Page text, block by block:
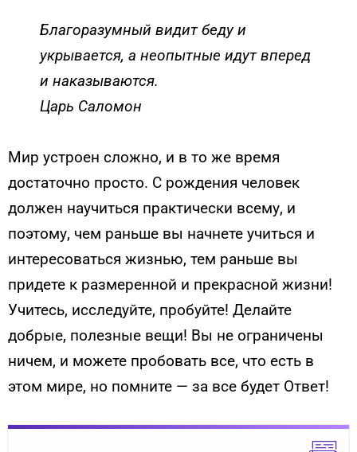
Благоразумный видит беду и
укрывается, а неопытные идут вперед
и наказываются.
Царь Саломон
Мир устроен сложно, и в то же время
достаточно просто. С рождения человек
должен научиться практически всему, и
поэтому, чем раньше вы начнете учиться и
интересоваться жизнью, тем раньше вы
придете к размеренной и прекрасной жизни!
Учитесь, исследуйте, пробуйте! Делайте
добрые, полезные вещи! Вы не ограничены
ничем, и можете пробовать все, что есть в
этом мире, но помните — за все будет Ответ!